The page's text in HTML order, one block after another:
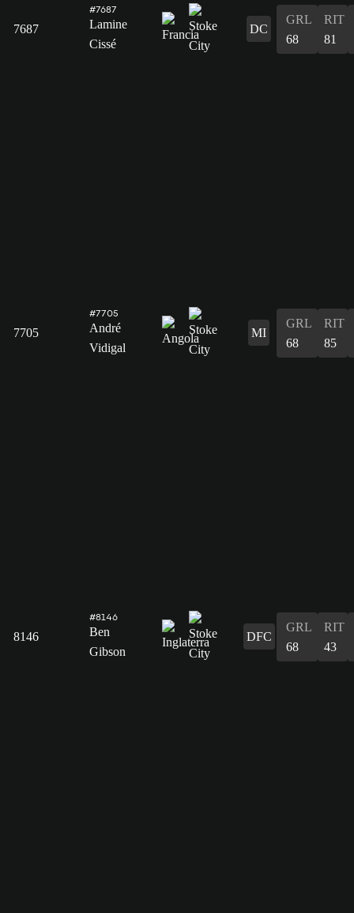
7687
#7687
Lamine
Cissé
DC
GRL
68
RIT
81
7705
#7705
André
Vidigal
MI
GRL
68
RIT
85
8146
#8146
Ben
Gibson
DFC
GRL
68
RIT
43